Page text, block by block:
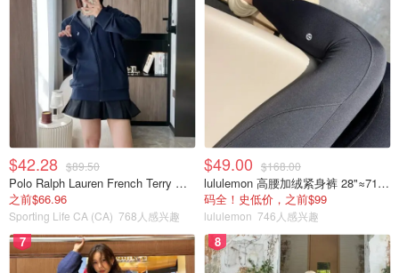
$42.28 $89.50
Polo Ralph Lauren French Terry 女童连帽卫衣 7-16码
之前$66.96
Sporting Life CA (CA) 768人感兴趣
$49.00 $168.00
lululemon 高腰加绒紧身裤 28"≈71cm 5个口袋
码全！史低价，之前$99
lululemon 746人感兴趣
7 8